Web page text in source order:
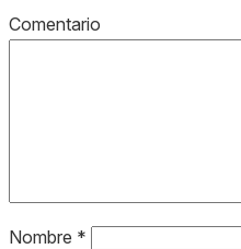
Nombre *